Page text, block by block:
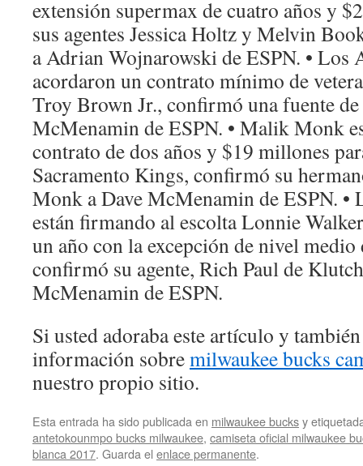
extensión supermax de cuatro años y
sus agentes Jessica Holtz y Melvin
a Adrian Wojnarowski de ESPN. • Los
acordaron un contrato mínimo de
Troy Brown Jr., confirmó una fuente
McMenamin de ESPN. • Malik Monk
contrato de dos años y $19 millones
Sacramento Kings, confirmó su
Monk a Dave McMenamin de ESPN. •
están firmando al escolta Lonnie
un año con la excepción de nivel
confirmó su agente, Rich Paul de
McMenamin de ESPN.
Si usted adoraba este artículo y
información sobremilwaukee bucks
nuestro propio sitio.
Esta entrada ha sido publicada en milwaukee bucksy
antetokounmpo bucks milwaukee, camiseta oficial milwaukee
blanca 2017. Guarda el enlace permanente.